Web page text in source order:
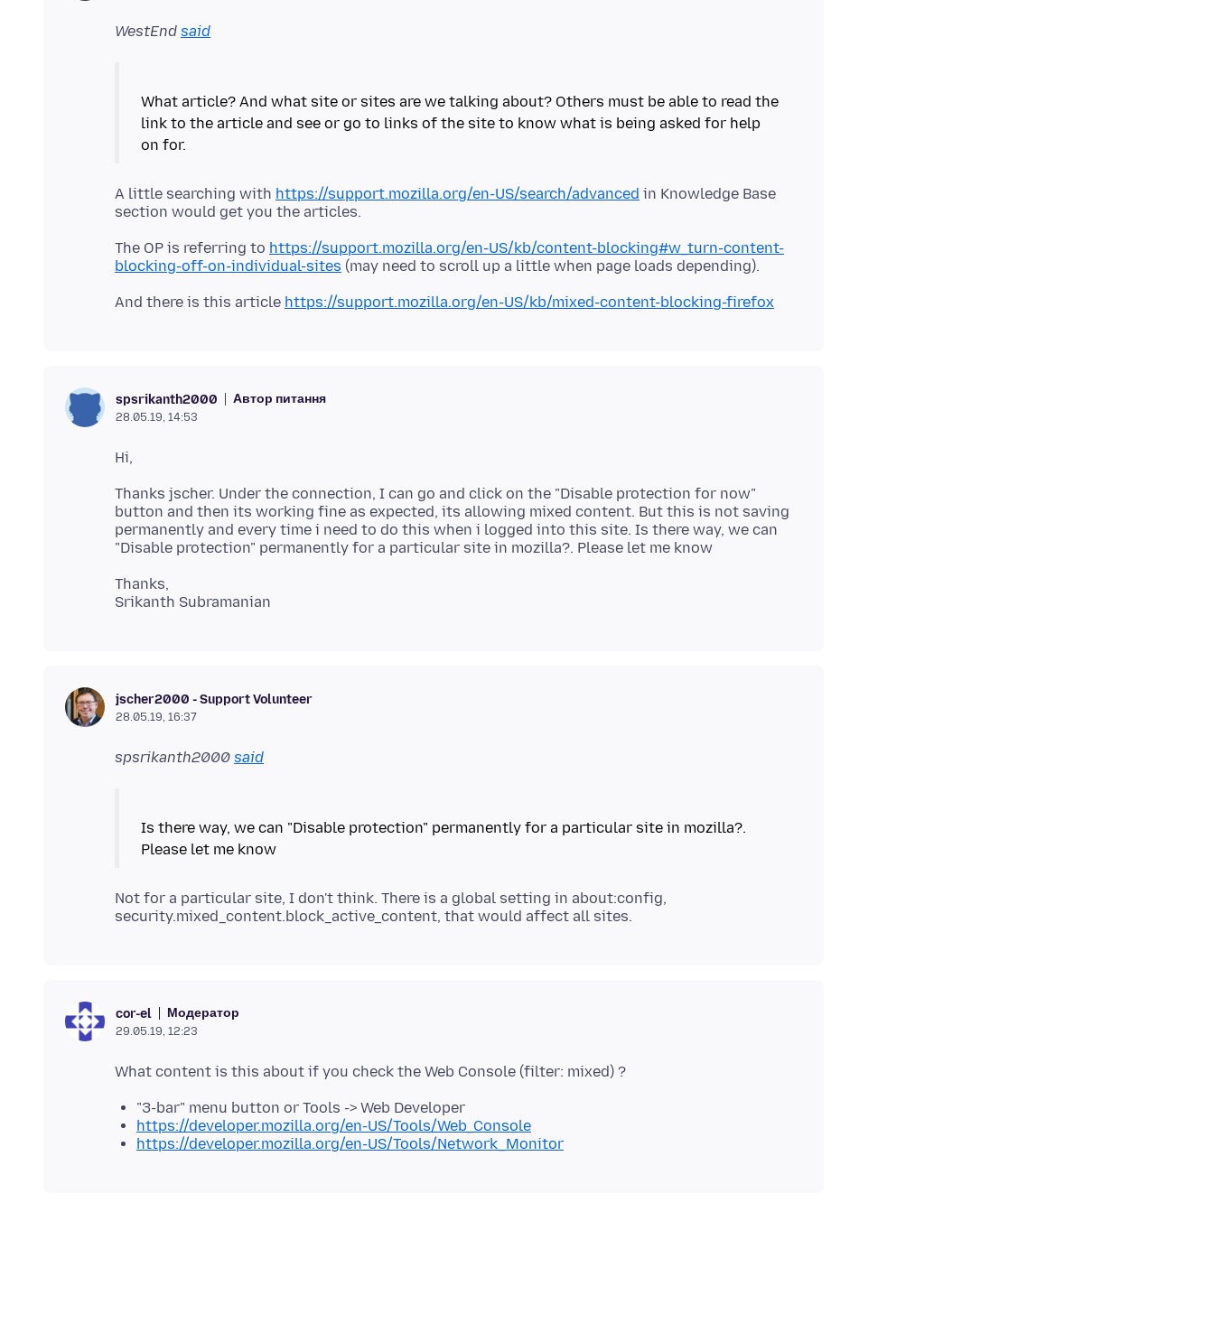
WestEnd said
What article? And what site or sites are we talking about? Others must be able to read the
link to the article and see or go to links of the site to know what is being asked for help
A little searching with https://support.mozilla.org/en-US/search/advanced in Knowledge Base
The OP is referring to https://support.mozilla.org/en-US/kb/content-blocking#w_turn-content-
blocking-off-on-individual-sites
And there is this article https://support.mozilla.org/en-US/kb/mixed-content-blocking-firefox
spsrikanth2000 Автор питання
28.05.19, 14:53
Thanks jscher. Under the connection, I can go and click on the "Disable protection for now"
button and then its working fine as expected, its allowing mixed content. But this is not saving
permanently and every time i need to do this when i logged into this site. Is there way, we can
Thanks,
jscher2000 - Support Volunteer
28.05.19, 16:37
spsrikanth2000 said
Is there way, we can "Disable protection" permanently for a particular site in mozilla?.
Not for a particular site, I don't think. There is a global setting in about:config,
cor-el Модератор
29.05.19, 12:23
"3-bar" menu button or Tools -> Web Developer
https://developer.mozilla.org/en-US/Tools/Web_Console
https://developer.mozilla.org/en-US/Tools/Network_Monitor